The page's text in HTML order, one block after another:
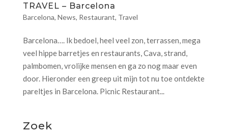
TRAVEL – Barcelona
Barcelona, News, Restaurant, Travel
Barcelona…. Ik bedoel, heel veel zon, terrassen, mega
veel hippe barretjes en restaurants, Cava, strand,
palmbomen, vrolijke mensen en ga zo nog maar even
door. Hieronder een greep uit mijn tot nu toe ontdekte
pareltjes in Barcelona. Picnic Restaurant...
Zoek